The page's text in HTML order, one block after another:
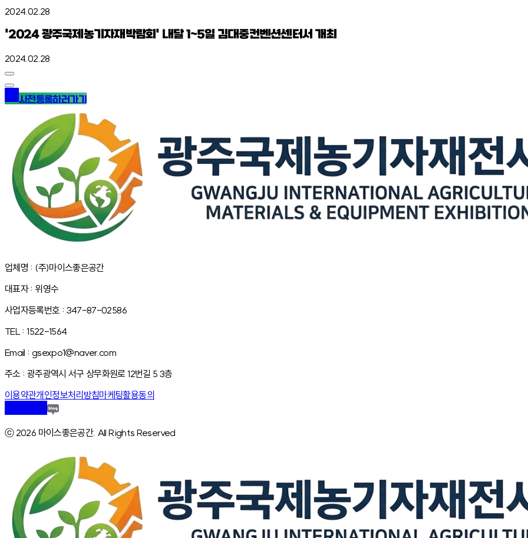
2024.02.28
'2024 광주국제농기자재박람회' 내달 1~5일 김대중컨벤션센터서 개최
2024.02.28
사전등록하러가기
업체명 : (주)마이스좋은공간
대표자 : 위영수
사업자등록번호 : 347-87-02586
TEL : 1522-1564
Email : gsexpo1@naver.com
주소 : 광주광역시 서구 상무화원로 12번길 5 3층
이용약관개인정보처리방침마케팅활용동의
ⓒ 2026 마이스좋은공간. All Rights Reserved